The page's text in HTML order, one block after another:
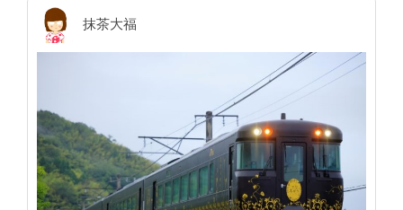
遊記： ✽✽✽✽✽✽✽✽✽✽✽✽✽ 來自李旻珊小姐的體
驗感想 ✽✽✽✽✽✽✽✽✽✽✽ ▼發現岩手的無形俗文化
財〜鹿踊▼ 3月的日本旅行仙台進東京出，搭配漲價前
的JR東北五日pass不自駕。安排了4天3夜的岩手行。
之前有去過岩手，但是是跟團，沒有什麼大印象。一到
JR新花卷站，立刻去蓋車站章。看了很久看不懂章的內
容是什麼，後來透過車站內1985年的壁畫介紹，發現原
來是花卷的「鹿踊」，即鹿舞，是岩手縣指定的無形民
俗文化財。 再仔細搜一下資料：舞者頭戴鹿角面具。將
抹茶大福